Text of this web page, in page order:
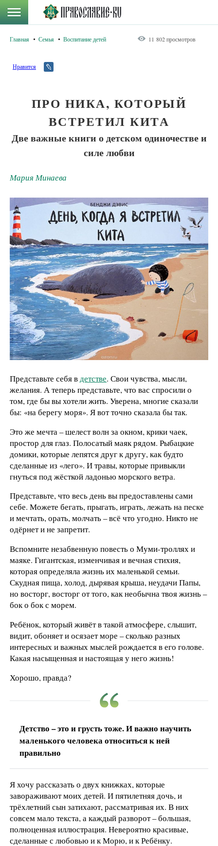
Главная Семья Воспитание детей 11 802 просмотров
Нравится
ПРО НИКА, КОТОРЫЙ
ВСТРЕТИЛ КИТА
Две важные книги о детском одиночестве и
силе любви
Мария Минаева
Представьте себя вдетстве. Свои чувства, мысли,
желания. А теперь представьте, что вас спросили о
том, где бы вы хотели жить. Уверена, многие сказали
бы: «на берегу моря». Я вот точно сказала бы так.
Это же мечта – шелест волн за окном, крики чаек,
простор для глаз. Полосатый маяк рядом. Рыбацкие
домики, которые лепятся друг к другу, как будто
сделанные из «лего». И травы, которые привыкли
гнуться под жёсткой ладонью морского ветра.
Представьте, что весь день вы предоставлены сами
себе. Можете бегать, прыгать, играть, лежать на песке
и мечтать, орать, молчать – всё что угодно. Никто не
одёрнет и не запретит.
Вспомните незабвенную повесть о Муми-троллях и
маяке. Гигантская, изменчивая и вечная стихия,
которая определяла жизнь их маленькой семьи.
Скудная пища, холод, дырявая крыша, неудачи Папы,
но восторг, восторг от того, как необычна твоя жизнь –
бок о бок с морем.
Ребёнок, который живёт в такой атмосфере, слышит,
видит, обоняет и осязает море – сколько разных
интересных и важных мыслей рождается в его голове.
Какая насыщенная и настоящая у него жизнь!
Хорошо, правда?
Детство – это и грусть тоже. И важно научить
маленького человека относиться к ней
правильно
Я хочу рассказать о двух книжках, которые
завораживают моих детей. И пятилетняя дочь, и
трёхлетний сын затихают, рассматривая их. В них
совсем мало текста, а каждый разворот – большая,
полноценная иллюстрация. Невероятно красивые,
сделанные с любовью и к Морю, и к Ребёнку.